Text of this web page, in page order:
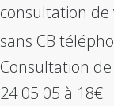
consultation
sans CB
Consultation
24 05 05 à 18€